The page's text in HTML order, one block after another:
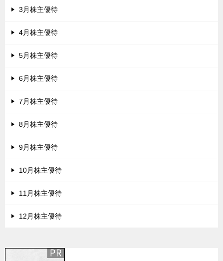
3月株主優待
4月株主優待
5月株主優待
6月株主優待
7月株主優待
8月株主優待
9月株主優待
10月株主優待
11月株主優待
12月株主優待